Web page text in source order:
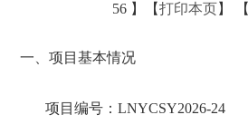
56 】【打印本页】 【
一、项目基本情况
项目编号： LNYCSY2026-24